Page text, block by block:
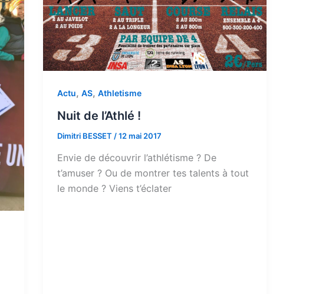
Actu,AS,Athletisme
Nuit de l’Athlé !
Dimitri BESSET /12 mai 2017
Envie de découvrir l’athlétisme ? De
t’amuser ? Ou de montrer tes talents à tout
le monde ? Viens t’éclater